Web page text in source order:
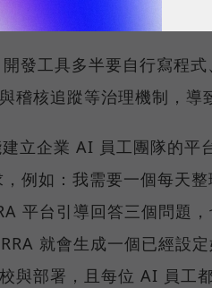
一支 AI 團隊
發工具多半要自行寫程式
稽核追蹤等治理機制，導
立企業 AI 員工團隊的平
例如：我需要一個每天
平台引導回答三個問題
就會生成一個已經設
與部署，且每位 AI 員工